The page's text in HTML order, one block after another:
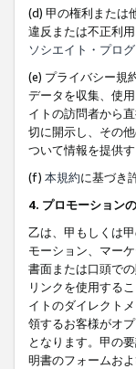
(d) 甲の権利または
違反または不正利
ソシエイト・プロ
(e) プライバシー規
データを収集、使
イトの訪問者から
切に開示し、その
ついて情報を提供
(f) 本規約に基づき
4. プロモーション
乙は、甲もしくは
モーション、マー
書面または口頭で
リンクを使用する
イトのダイレクト
領するお客様がオ
となります。甲の
明書のフォームお